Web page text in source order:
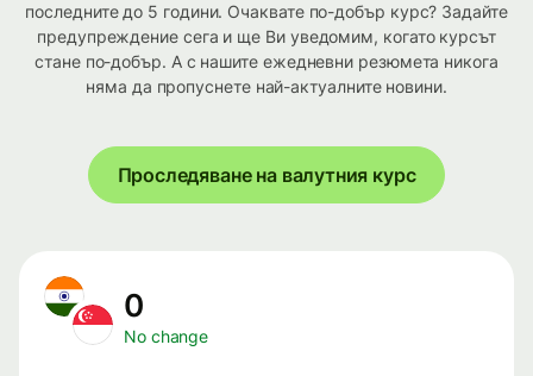
последните до 5 години. Очаквате по-добър курс? Задайте
предупреждение сега и ще Ви уведомим, когато курсът
стане по-добър. А с нашите ежедневни резюмета никога
няма да пропуснете най-актуалните новини.
Проследяване на валутния курс
0
No change